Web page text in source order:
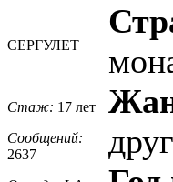
СЕРГУЛЕТ
Стаж: 17 лет
Сообщений:
2637